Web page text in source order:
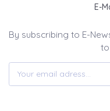
E-
By subscribing to E-